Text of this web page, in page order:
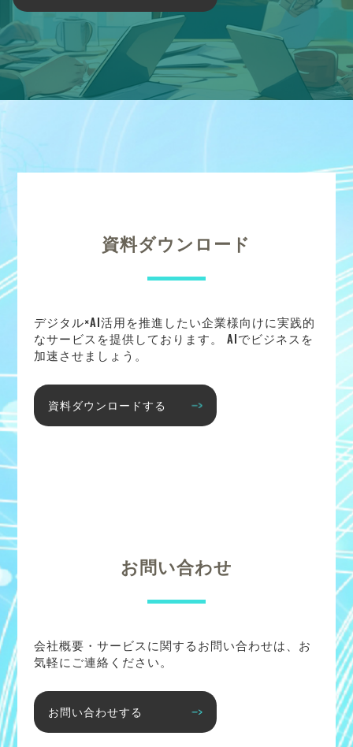
資料ダウンロード
デジタル×AI活用を推進したい企業様向けに実践的
なサービスを提供しております。 AIでビジネスを
加速させましょう。
資料ダウンロードする
お問い合わせ
会社概要・サービスに関するお問い合わせは、お
気軽にご連絡ください。
お問い合わせする